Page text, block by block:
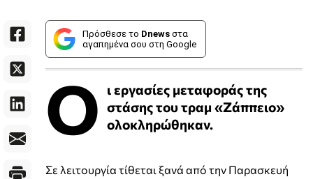
Πρόσθεσε το Dnews στα
αγαπημένα σου στη Google
Ο ι εργασίες μεταφοράς της
στάσης του τραμ «Ζάππειο»
ολοκληρώθηκαν.
Σε λειτουργία τίθεται ξανά από την Παρασκευή